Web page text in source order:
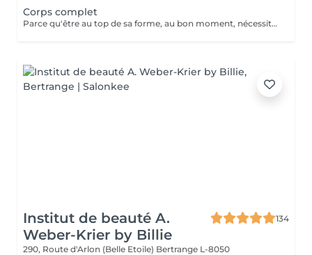
Corps complet
Parce qu'être au top de sa forme, au bon moment, nécessite bien plus que de l'entrainement. Utilisé depuis de nombreuses années par les sportifs de haut niveau, le massage sportif est à présent à votre disposition. Avant l'effort, le massage prépare les muscles à performer tout en évitant les blessures. Après l'effort, il prévient les courbatures et détend la musculature, ce qui permet aux muscles de se relaxer pour mieux récupérer. Ce type de massage stimule le système lymphatique, la circulation sanguine et enlève les nuds musculaires. Le massage sportif est souvent demandé par les athlètes pour soulager ou prévenir des douleurs musculaires retardées, pour accélérer la guérison des blessures des tendons et des muscles, pour augmenter l'amplitude des mouvements ou le volumes des muscles, etc. Développé au départ pour traiter les blessures sportives et augmenter les performances des athlètes, tout le monde peut à présent bénéficier des bienfaits d'un tel massage. L'essayer, c'est l'adopter ! Il existe différents types de massages selon le sport pratiqué ou les douleurs ressenties. Le Massage sportif est donc adaptable selon les souhaits de chacun.
Institut de beauté A.
Weber-Krier by Billie
134
290, Route d'Arlon (Belle Etoile) Bertrange L-8050